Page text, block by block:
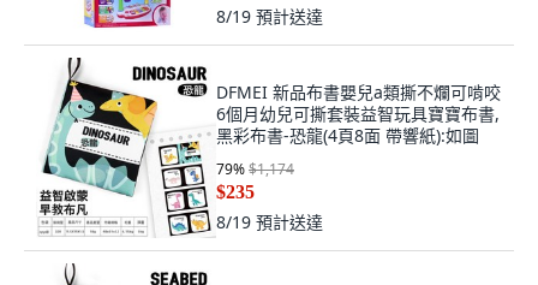
8/19 預計送達
DFMEI 新品布書嬰兒a類撕不爛可啃咬
6個月幼兒可撕套裝益智玩具寶寶布書,
黑彩布書-恐龍(4頁8面 帶響紙):如圖
79%$1,174
$235
8/19 預計送達